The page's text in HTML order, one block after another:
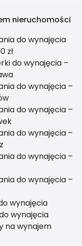
nieruchomości
do wynajęcia
zł
do wynajęcia –
do wynajęcia –
do wynajęcia –
do wynajęcia –
do wynajęcia –
do wynajęcia –
wynajęcia
wynajęcia
na wynajem